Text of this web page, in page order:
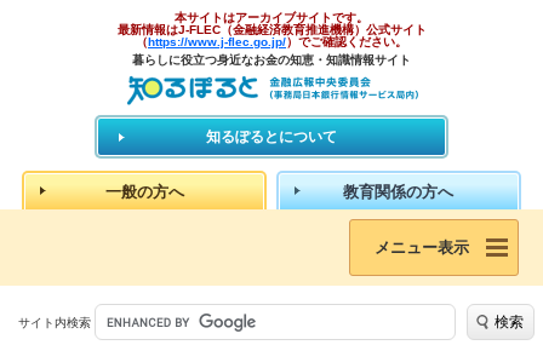
本サイトはアーカイブサイトです。
最新情報はJ-FLEC（金融経済教育推進機構）公式サイト
（https://www.j-flec.go.jp/）でご確認ください。
暮らしに役立つ身近なお金の知恵・知識情報サイト
知るぽるとについて
一般の方へ 教育関係の方へ
メニュー表示
サイト内検索 検索